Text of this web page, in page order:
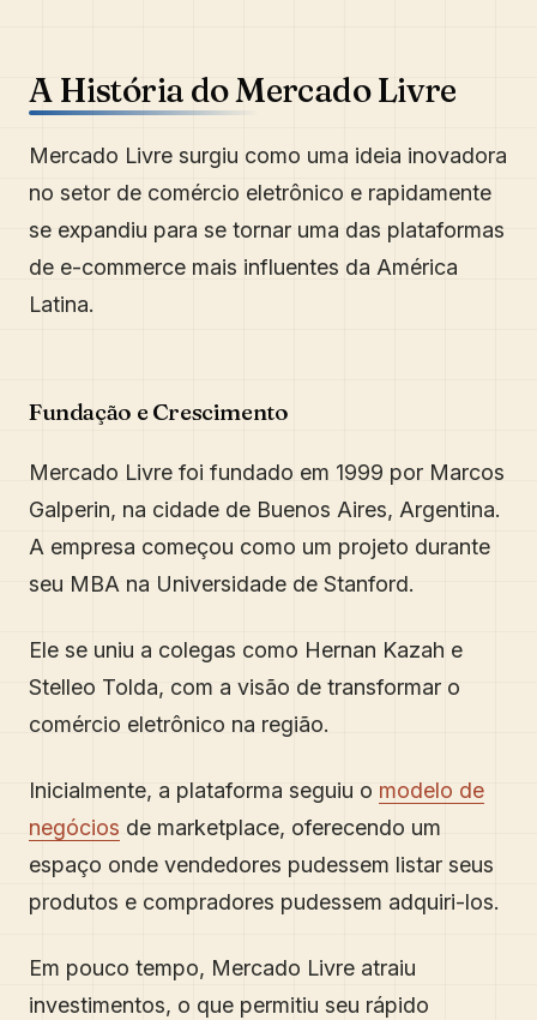
A História do Mercado Livre
Mercado Livre surgiu como uma ideia inovadora
no setor de comércio eletrônico e rapidamente
se expandiu para se tornar uma das plataformas
de e-commerce mais influentes da América
Latina.
Fundação e Crescimento
Mercado Livre foi fundado em 1999 por Marcos
Galperin, na cidade de Buenos Aires, Argentina.
A empresa começou como um projeto durante
seu MBA na Universidade de Stanford.
Ele se uniu a colegas como Hernan Kazah e
Stelleo Tolda, com a visão de transformar o
comércio eletrônico na região.
Inicialmente, a plataforma seguiu o modelo de
negócios de marketplace, oferecendo um
espaço onde vendedores pudessem listar seus
produtos e compradores pudessem adquiri-los.
Em pouco tempo, Mercado Livre atraiu
investimentos, o que permitiu seu rápido